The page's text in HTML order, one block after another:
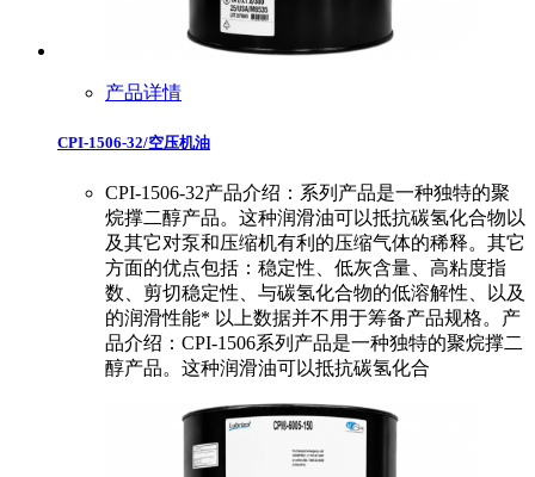
产品详情
CPI-1506-32/空压机油
CPI-1506-32产品介绍：系列产品是一种独特的聚
烷撑二醇产品。这种润滑油可以抵抗碳氢化合物以
及其它对泵和压缩机有利的压缩气体的稀释。其它
方面的优点包括：稳定性、低灰含量、高粘度指
数、剪切稳定性、与碳氢化合物的低溶解性、以及
的润滑性能* 以上数据并不用于筹备产品规格。产
品介绍：CPI-1506系列产品是一种独特的聚烷撑二
醇产品。这种润滑油可以抵抗碳氢化合